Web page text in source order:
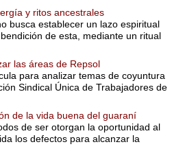
y ritos ancestrales
busca establecer un lazo espiritual
de esta, mediante un ritual
las áreas de Repsol
para analizar temas de coyuntura
Sindical Única de Trabajadores de
de la vida buena del guaraní
de ser otorgan la oportunidad al
los defectos para alcanzar la